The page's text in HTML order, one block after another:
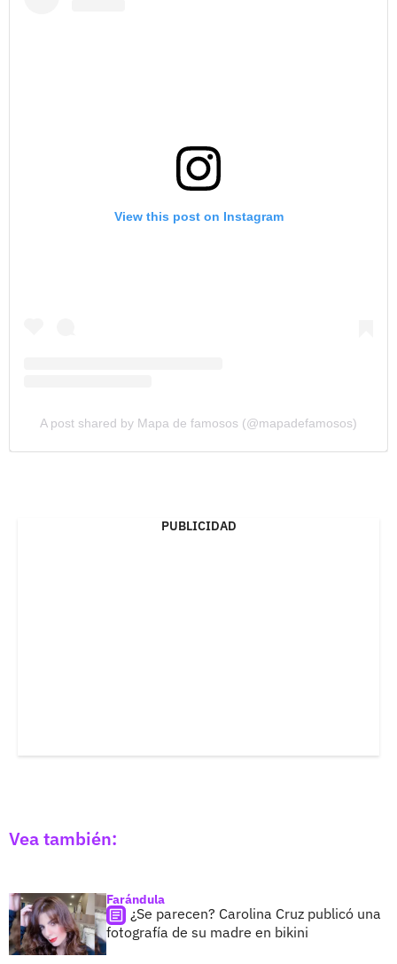
View this post on Instagram
A post shared by Mapa de famosos (@mapadefamosos)
PUBLICIDAD
Vea también:
Farándula
¿Se parecen? Carolina Cruz publicó una
fotografía de su madre en bikini